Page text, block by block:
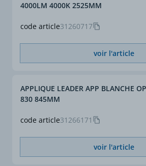
code article31260717
4000LM 4000K 2525MM
voir l'article
code article31266171
APPLIQUE LEADER APP BLANCHE
830 845MM
voir l'article